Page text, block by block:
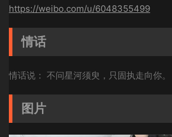
https://weibo.com/u/6048355499
情话
情话说： 不问星河须臾，只固执走向你。
图片